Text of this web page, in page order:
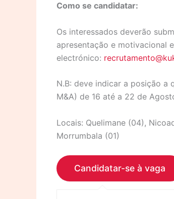
Como se candidatar:
Os interessados deverão
apresentação e motivacional
electrónico:
N.B: deve indicar a posição
M&A) de 16 até a 22 de
Locais: Quelimane (04),
Morrumbala (01)